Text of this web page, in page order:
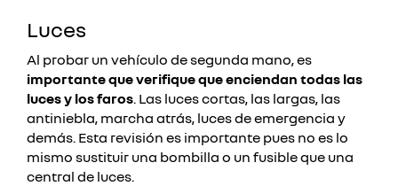
Luces
Al probar un vehículo de segunda mano, es
importante que verifique que enciendan todas las
luces y los faros. Las luces cortas, las largas, las
antiniebla, marcha atrás, luces de emergencia y
demás. Esta revisión es importante pues no es lo
mismo sustituir una bombilla o un fusible que una
central de luces.